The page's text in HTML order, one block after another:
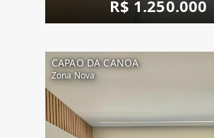
R$ 1.250.000
CAPAO DA CANOA
Zona Nova